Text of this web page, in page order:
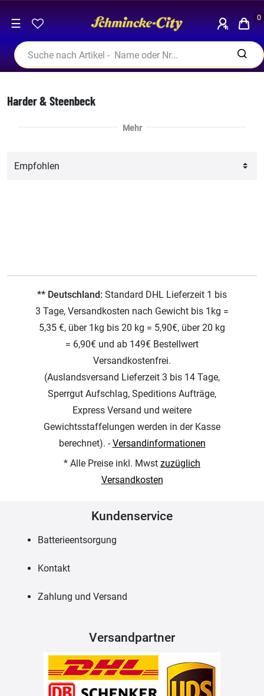
☰ 0
Harder & Steenbeck
** Deutschland: Standard DHL Lieferzeit 1 bis
3 Tage, Versandkosten nach Gewicht bis 1kg =
5,35 €, über 1kg bis 20 kg = 5,90€, über 20 kg
= 6,90€ und ab 149€ Bestellwert
Versandkostenfrei.
(Auslandsversand Lieferzeit 3 bis 14 Tage,
Sperrgut Aufschlag, Speditions Aufträge,
Express Versand und weitere
Gewichtsstaffelungen werden in der Kasse
berechnet). -Versandinformationen
* Alle Preise inkl. Mwst zuzüglich
Versandkosten
Kundenservice
Batterieentsorgung
Kontakt
Zahlung und Versand
Versandpartner